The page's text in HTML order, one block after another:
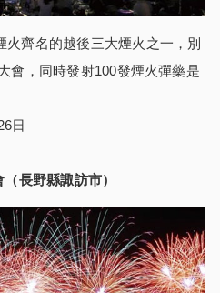
齊名的越後三大煙火之一，別
會，同時發射100發煙火彈藥是
日
長野縣諏訪市）